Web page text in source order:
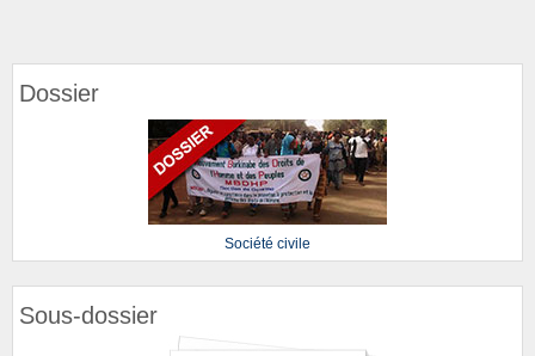
Dossier
Société civile
Sous-dossier